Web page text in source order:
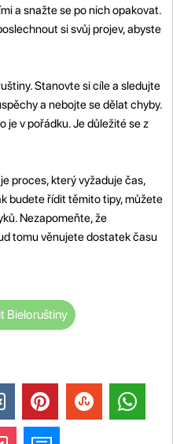
a snažte se po nich opakovat.
si svůj projev, abyste
Stanovte si cíle a sledujte
a nebojte se dělat chyby.
je v pořádku. Je důležité se z
proces, který vyžaduje čas,
budete řídit těmito tipy, můžete
Nezapomeňte, že
tomu věnujete dostatek času
Bieloruštiny